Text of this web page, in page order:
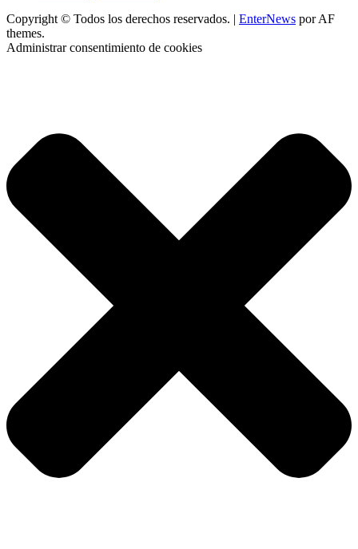
Copyright © Todos los derechos reservados. | EnterNews por AF
themes.
Administrar consentimiento de cookies